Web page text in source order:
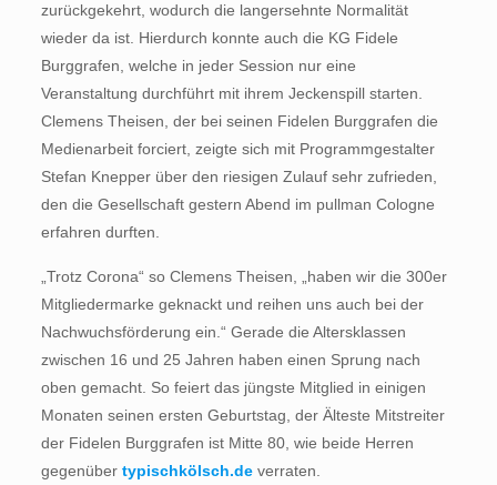
zurückgekehrt, wodurch die langersehnte Normalität
wieder da ist. Hierdurch konnte auch die KG Fidele
Burggrafen, welche in jeder Session nur eine
Veranstaltung durchführt mit ihrem Jeckenspill starten.
Clemens Theisen, der bei seinen Fidelen Burggrafen die
Medienarbeit forciert, zeigte sich mit Programmgestalter
Stefan Knepper über den riesigen Zulauf sehr zufrieden,
den die Gesellschaft gestern Abend im pullman Cologne
erfahren durften.
„Trotz Corona“ so Clemens Theisen, „haben wir die 300er
Mitgliedermarke geknackt und reihen uns auch bei der
Nachwuchsförderung ein.“ Gerade die Altersklassen
zwischen 16 und 25 Jahren haben einen Sprung nach
oben gemacht. So feiert das jüngste Mitglied in einigen
Monaten seinen ersten Geburtstag, der Älteste Mitstreiter
der Fidelen Burggrafen ist Mitte 80, wie beide Herren
gegenüber typischkölsch.deverraten.